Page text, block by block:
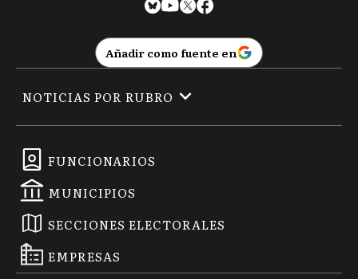
Añadir como fuente en
FUNCIONARIOS
MUNICIPIOS
SECCIONES ELECTORALES
EMPRESAS
NOTICIAS POR RUBRO